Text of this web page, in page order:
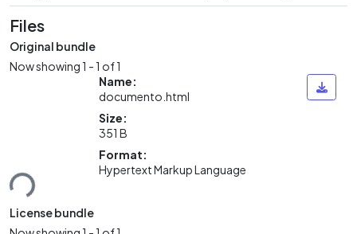
Files
Original bundle
Now showing1 - 1 of 1
Name:
documento.html
Size:
351 B
Format:
Hypertext Markup Language
License bundle